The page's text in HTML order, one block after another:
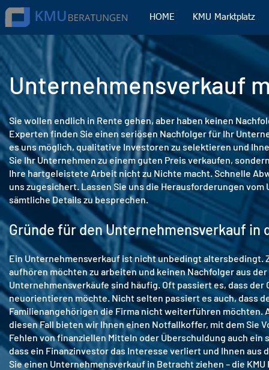
HOME KMU Marktplatz
Unternehmensverkauf
Sie wollen endlich in Rente gehen, aber haben keinen
Experten finden Sie einen seriösen Nachfolger für Ihr
es uns möglich, qualitative Investoren zu selektieren und
Sie Ihr Unternehmen zu einem guten Preis verkaufen,
Ihre hartgeleistete Arbeit nicht zu Nichte macht. Schnelle
uns zugesichert. Lassen Sie uns die Herausforderungen
sämtliche Details zu besprechen.
Gründe für den Unternehmensverkauf in
Ein Unternehmensverkauf ist nicht unbedingt altersbedingt.
aufhören möchten zu arbeiten und keinen Nachfolger aus
Unternehmensverkäufe sind häufig. Oft passiert es, dass
neuorientieren möchte. Nicht selten passiert es auch, dass
Familienangehörigen die Firma nicht weiterführen möchten.
diesen Fall bieten wir Ihnen einen Notfallkoffer, mit dem Sie
Fehlen von finanziellen Mitteln oder Überschuldung auch ein
dass ein Finanzinvestor das Interesse verliert und Ihnen aus
Sie einen Unternehmensverkauf in Betracht ziehen – die